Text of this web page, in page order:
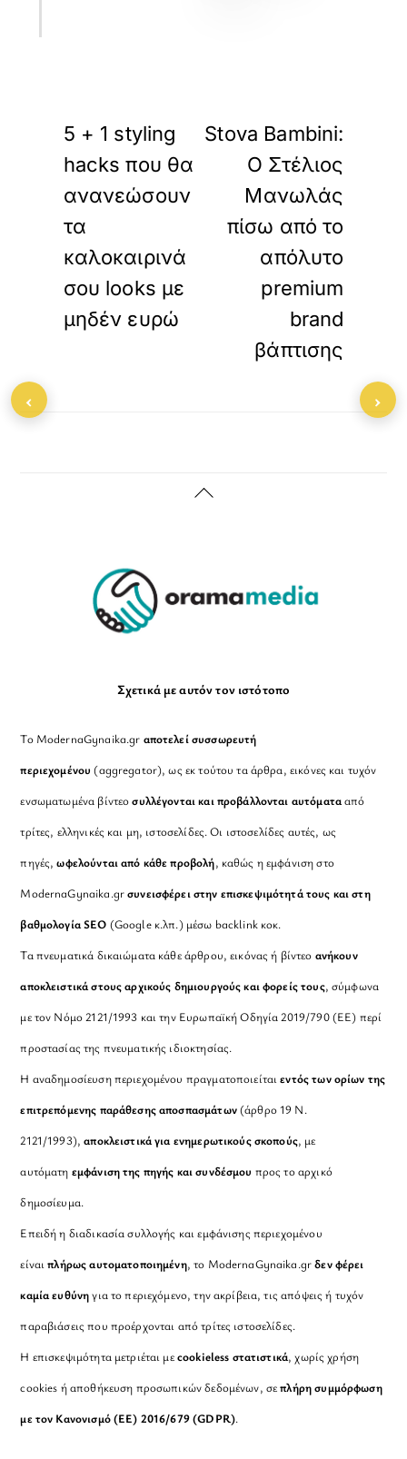
5 + 1 styling
hacks που θα
ανανεώσουν
τα
καλοκαιρινά
σου looks με
μηδέν ευρώ
Stova Bambini:
Ο Στέλιος
Μανωλάς
πίσω από το
απόλυτο
premium
brand
βάπτισης
Back
Σχετικά με αυτόν τον ιστότοπο
Το ModernaGynaika.gr αποτελεί συσσωρευτή
περιεχομένου (aggregator), ως εκ τούτου τα άρθρα, εικόνες και τυχόν
ενσωματωμένα βίντεοσυλλέγονται και προβάλλονται αυτόματααπό
τρίτες, ελληνικές και μη, ιστοσελίδες. Οι ιστοσελίδες αυτές, ως
πηγές,ωφελούνται από κάθε προβολή, καθώς η εμφάνιση στο
ModernaGynaika.grσυνεισφέρει στην επισκεψιμότητά τους και στη
βαθμολογία SEO (Google κ.λπ.) μέσω backlink κοκ.
Τα πνευματικά δικαιώματα κάθε άρθρου, εικόνας ή βίντεο ανήκουν
αποκλειστικά στους αρχικούς δημιουργούς και φορείς τους, σύμφωνα
με τον Νόμο 2121/1993 και την Ευρωπαϊκή Οδηγία 2019/790 (ΕΕ) περί
προστασίας της πνευματικής ιδιοκτησίας.
Η αναδημοσίευση περιεχομένου πραγματοποιείταιεντός των ορίων της
επιτρεπόμενης παράθεσης αποσπασμάτων(άρθρο 19 Ν.
2121/1993), αποκλειστικά για ενημερωτικούς σκοπούς, με
αυτόματη εμφάνιση της πηγής και συνδέσμου προς το αρχικό
δημοσίευμα.
Επειδή η διαδικασία συλλογής και εμφάνισης περιεχομένου
είναιπλήρως αυτοματοποιημένη, το ModernaGynaika.grδεν φέρει
καμία ευθύνηγια το περιεχόμενο, την ακρίβεια, τις απόψεις ή τυχόν
παραβιάσεις που προέρχονται από τρίτες ιστοσελίδες.
Η επισκεψιμότητα μετριέται μεcookieless στατιστικά, χωρίς χρήση
cookies ή αποθήκευση προσωπικών δεδομένων, σεπλήρη συμμόρφωση
με τον Κανονισμό (ΕΕ) 2016/679 (GDPR).
‹ ›